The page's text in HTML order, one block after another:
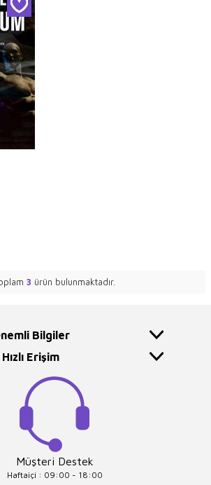
3 ürün bulunmaktadır.
Bilgiler
Hızlı Erişim
Müşteri Destek
Haftaiçi : 09:00 - 18:00